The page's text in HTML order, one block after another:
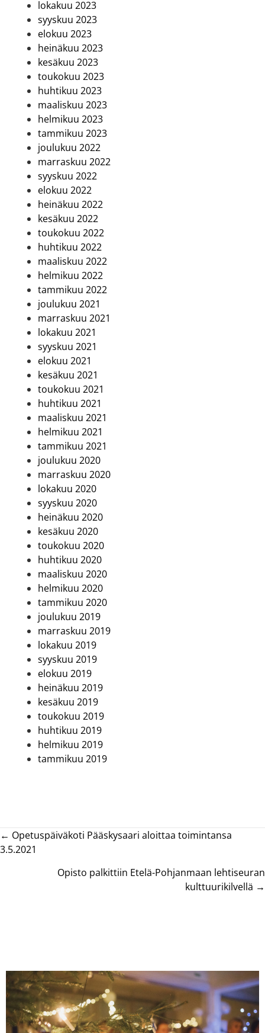
lokakuu 2023
syyskuu 2023
elokuu 2023
heinäkuu 2023
kesäkuu 2023
toukokuu 2023
huhtikuu 2023
maaliskuu 2023
helmikuu 2023
tammikuu 2023
joulukuu 2022
marraskuu 2022
syyskuu 2022
elokuu 2022
heinäkuu 2022
kesäkuu 2022
toukokuu 2022
huhtikuu 2022
maaliskuu 2022
helmikuu 2022
tammikuu 2022
joulukuu 2021
marraskuu 2021
lokakuu 2021
syyskuu 2021
elokuu 2021
kesäkuu 2021
toukokuu 2021
huhtikuu 2021
maaliskuu 2021
helmikuu 2021
tammikuu 2021
joulukuu 2020
marraskuu 2020
lokakuu 2020
syyskuu 2020
heinäkuu 2020
kesäkuu 2020
toukokuu 2020
huhtikuu 2020
maaliskuu 2020
helmikuu 2020
tammikuu 2020
joulukuu 2019
marraskuu 2019
lokakuu 2019
syyskuu 2019
elokuu 2019
heinäkuu 2019
kesäkuu 2019
toukokuu 2019
huhtikuu 2019
helmikuu 2019
tammikuu 2019
Posts
navigation
← Opetuspäiväkoti Pääskysaari aloittaa toimintansa
3.5.2021
Opisto palkittiin Etelä-Pohjanmaan lehtiseuran
kulttuurikilvellä →